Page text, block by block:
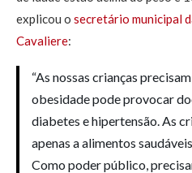
explicou o secretário municipal
Cavaliere:
“As nossas crianças
obesidade pode provocar
diabetes e hipertensão. As
apenas a alimentos
Como poder público,